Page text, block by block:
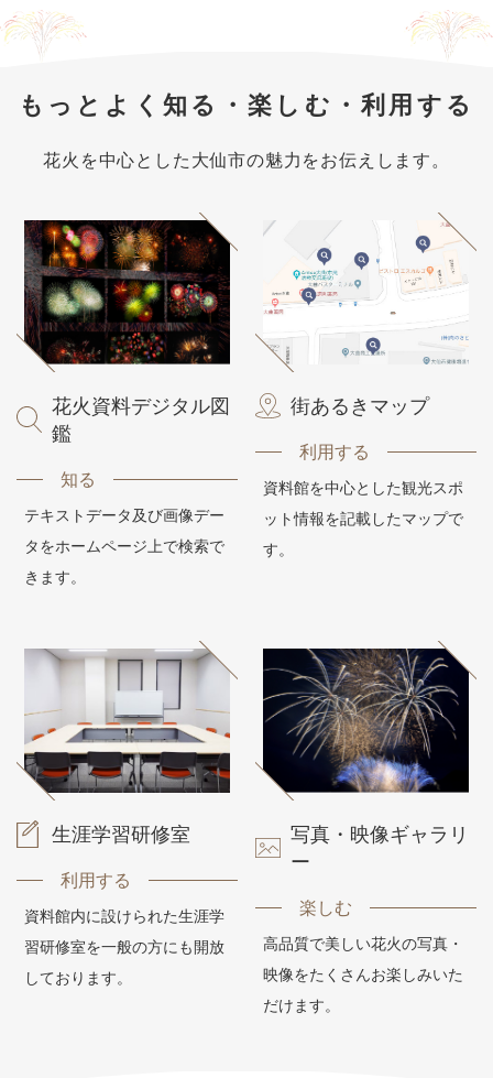
もっとよく知る・楽しむ・利用する
花火を中心とした大仙市の魅力をお伝えします。
花火資料デジタル図
鑑
知る
テキストデータ及び画像デー
タをホームページ上で検索で
きます。
街あるきマップ
利用する
資料館を中心とした観光スポ
ット情報を記載したマップで
す。
生涯学習研修室
利用する
資料館内に設けられた生涯学
習研修室を一般の方にも開放
しております。
写真・映像ギャラリ
ー
楽しむ
高品質で美しい花火の写真・
映像をたくさんお楽しみいた
だけます。